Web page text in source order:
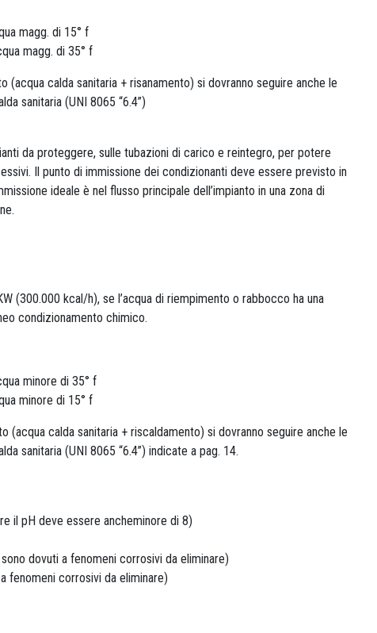
magg. di 15° f
magg. di 35° f
calda sanitaria + risanamento) si dovranno seguire anche le
sanitaria (UNI 8065 “6.4”)
da proteggere, sulle tubazioni di carico e reintegro, per potere
Il punto di immissione dei condizionanti deve essere previsto in
ideale è nel flusso principale dell’impianto in una zona di
(300.000 kcal/h), se l’acqua di riempimento o rabbocco ha una
condizionamento chimico.
minore di 35° f
minore di 15° f
(acqua calda sanitaria + riscaldamento) si dovranno seguire anche le
sanitaria (UNI 8065 “6.4”) indicate a pag. 14.
il pH deve essere ancheminore di 8)
dovuti a fenomeni corrosivi da eliminare)
fenomeni corrosivi da eliminare)